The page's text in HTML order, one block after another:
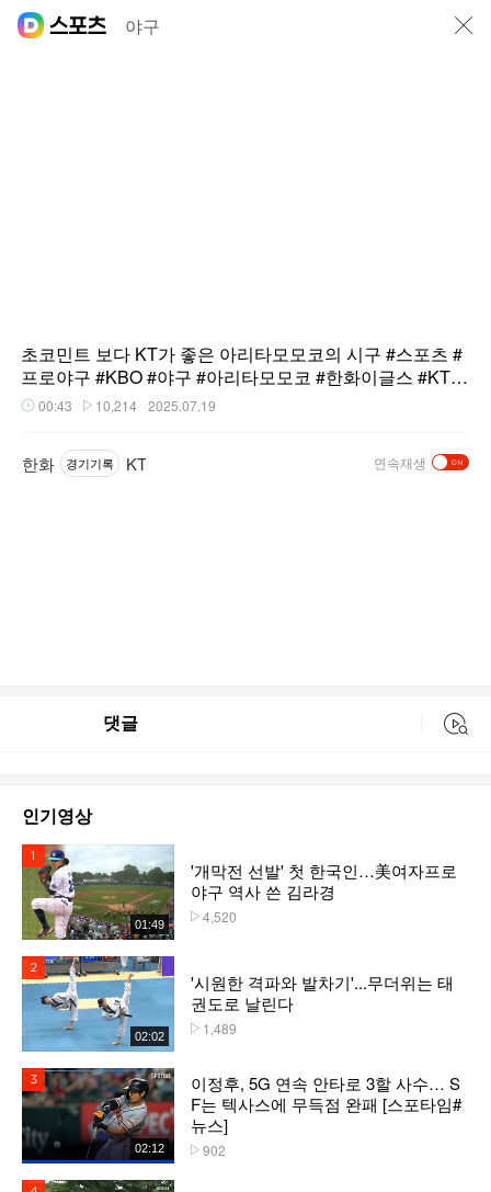
야구
초코민트 보다 KT가 좋은 아리타모모코의 시구 #스포츠 #
프로야구 #KBO #야구 #아리타모모코 #한화이글스 #KT위
즈 #시구
00:43 10,214 2025.07.19
한화 경기기록 KT 연속재생
댓글
인기영상
01:49
'개막전 선발' 첫 한국인…美여자프로
야구 역사 쓴 김라경
4,520
02:02
'시원한 격파와 발차기'...무더위는 태
권도로 날린다
1,489
02:12
이정후, 5G 연속 안타로 3할 사수… S
F는 텍사스에 무득점 완패 [스포타임#
뉴스]
902